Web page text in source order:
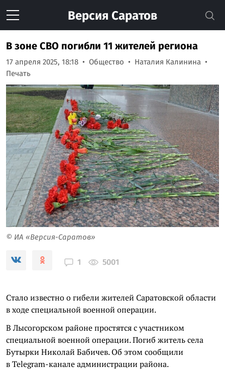
Версия Саратов
В зоне СВО погибли 11 жителей региона
17 апреля 2025, 18:18 Общество
Наталия Калинина
Печать
© ИА «Версия-Саратов»
1 5001
Стало известно о гибели жителей Саратовской области
в ходе специальной военной операции.
В Лысогорском районе простятся с участником
специальной военной операции. Погиб житель села
Бутырки Николай Бабичев. Об этом сообщили
в Telegram-канале администрации района.